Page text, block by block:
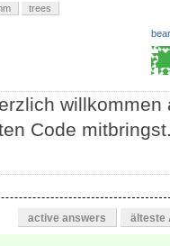
trees
Code
active answers älteste